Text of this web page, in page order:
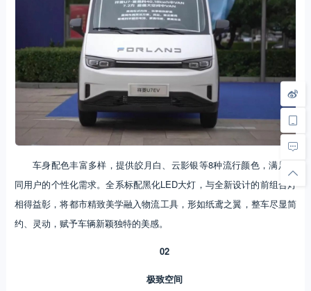
车身配色丰富多样，提供皎月白、云影银等8种流行颜色，满足不
同用户的个性化需求。全系标配黑化LED大灯，与全新设计的前组合灯
相得益彰，将都市精致美学融入物流工具，形如纸鸢之翼，整车尽显简
约、灵动，赋予车辆新颖独特的美感。
02
极致空间